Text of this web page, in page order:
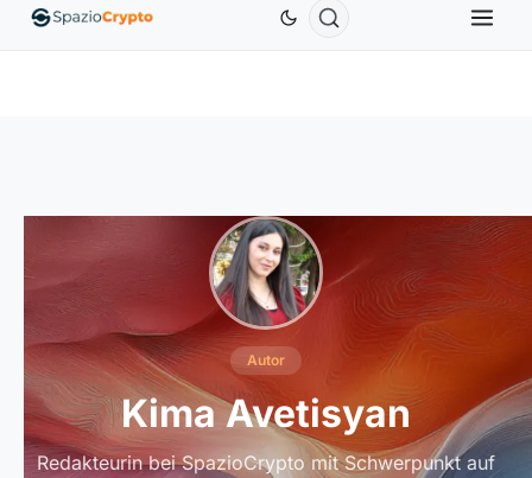
EthereumETH1.880,58 $ USDT 0,9991 $ BNB
Autor
Kima Avetisyan
Redakteurin bei SpazioCrypto mit Schwerpunkt auf